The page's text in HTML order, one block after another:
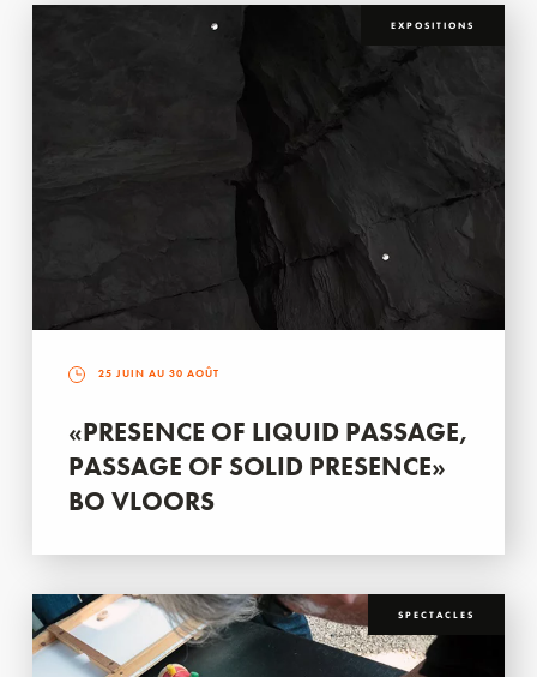
EXPOSITIONS
25 JUIN AU 30 AOÛT
«PRESENCE OF LIQUID PASSAGE,
PASSAGE OF SOLID PRESENCE»
BO VLOORS
SPECTACLES